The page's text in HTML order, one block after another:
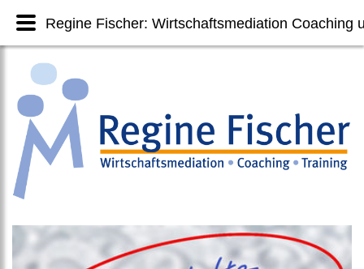
Regine Fischer: Wirtschaftsmediation Coaching
Regine Fischer: Wirtschaftsmediation Coaching
Regine Fischer: Wirtschaftsmediation Coaching